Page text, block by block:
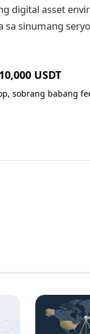
digital asset
sa sinumang
USDT
sobrang babang